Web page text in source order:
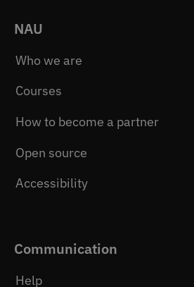
NAU
Who we are
Courses
How to become a partner
Open source
Accessibility
Communication
Help